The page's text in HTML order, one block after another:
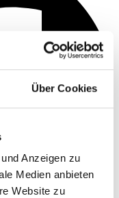
Über Cookies
Anzeigen zu
Medien anbieten
Website zu